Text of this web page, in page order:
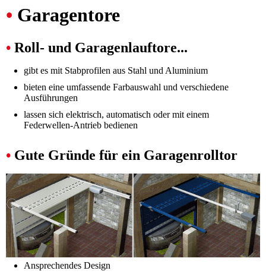
• Garagentore
• Roll- und Garagenlauftore...
gibt es mit Stabprofilen aus Stahl und Aluminium
bieten eine umfassende Farbauswahl und verschiedene
Ausführungen
lassen sich elektrisch, automatisch oder mit einem
Federwellen-Antrieb bedienen
• Gute Gründe für ein Garagenrolltor
Ansprechendes Design